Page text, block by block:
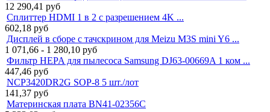
12 290,41 руб
Сплиттер HDMI 1 в 2 с разрешением 4K ...
602,18 руб
Дисплей в сборе с тачскрином для Meizu M3S mini Y6 ...
1 071,66 - 1 280,10 руб
Фильтр HEPA для пылесоса Samsung DJ63-00669A 1 ком ...
447,46 руб
NCP3420DR2G SOP-8 5 шт./лот
141,37 руб
Материнская плата BN41-02356C